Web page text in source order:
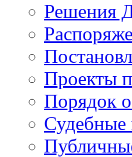
Решения
Проекты
Порядок
Судебные